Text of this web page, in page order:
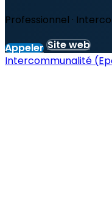
Professionnel ·
Appeler Site web
Intercommunalité